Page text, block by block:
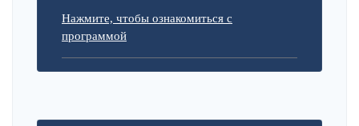
Нажмите, чтобы ознакомиться с
программой